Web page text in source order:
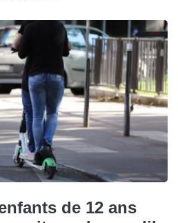
de 12 ans